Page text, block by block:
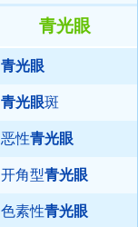
青光眼
青光眼
青光眼斑
恶性青光眼
开角型青光眼
色素性青光眼